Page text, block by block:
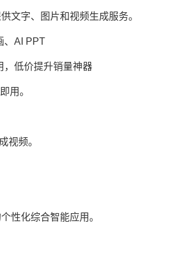
文字、图片和视频生成服务。
、AI PPT
，低价提升销量神器
用。
视频。
性化综合智能应用。